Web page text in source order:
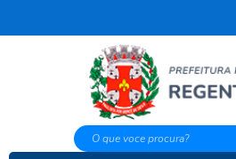
O que voce procura?